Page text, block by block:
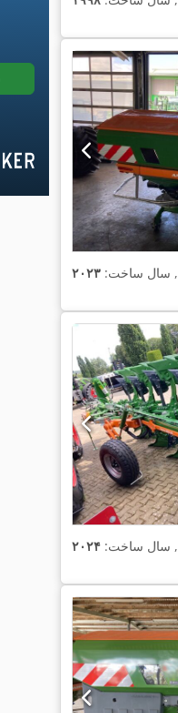
, سال ساخت: ۲۰۲۳
, سال ساخت: ۲۰۲۴